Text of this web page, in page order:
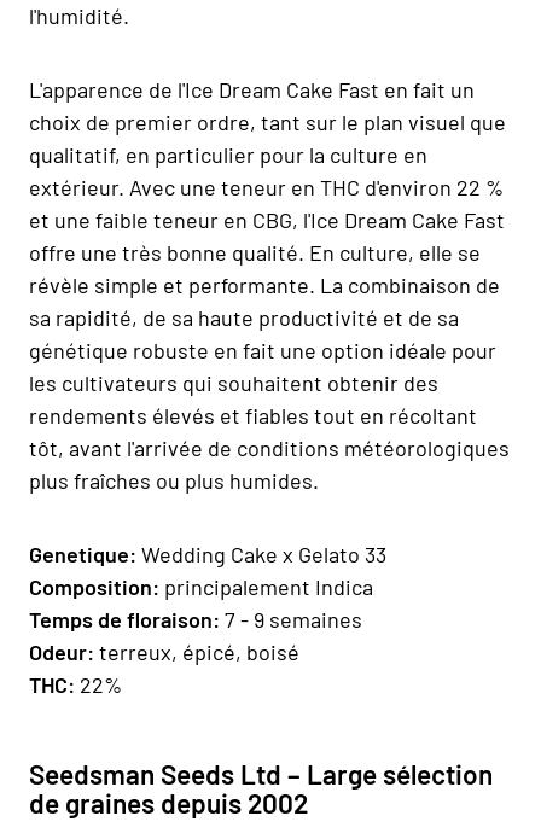
l'humidité.
L'apparence de l'Ice Dream Cake Fast en fait un
choix de premier ordre, tant sur le plan visuel que
qualitatif, en particulier pour la culture en
extérieur. Avec une teneur en THC d'environ 22 %
et une faible teneur en CBG, l'Ice Dream Cake Fast
offre une très bonne qualité. En culture, elle se
révèle simple et performante. La combinaison de
sa rapidité, de sa haute productivité et de sa
génétique robuste en fait une option idéale pour
les cultivateurs qui souhaitent obtenir des
rendements élevés et fiables tout en récoltant
tôt, avant l'arrivée de conditions météorologiques
plus fraîches ou plus humides.
Genetique: Wedding Cake x Gelato 33
Composition: principalement Indica
Temps de floraison: 7 - 9 semaines
Odeur: terreux, épicé, boisé
THC: 22%
Seedsman Seeds Ltd – Large sélection
de graines depuis 2002